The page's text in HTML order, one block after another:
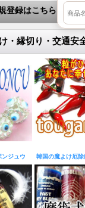
登録はこちら
・縁切り・交通安
ンジュウ 韓国の魔よけ厄